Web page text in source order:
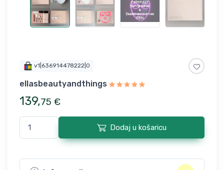
v1|636914478222|0
ellasbeautyandthings
139,75 €
Dodaj u košaricu